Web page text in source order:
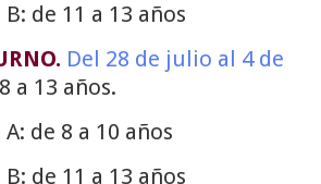
B: de 11 a 13 años
Del 28 de julio al 4 de
a 13 años.
A: de 8 a 10 años
B: de 11 a 13 años